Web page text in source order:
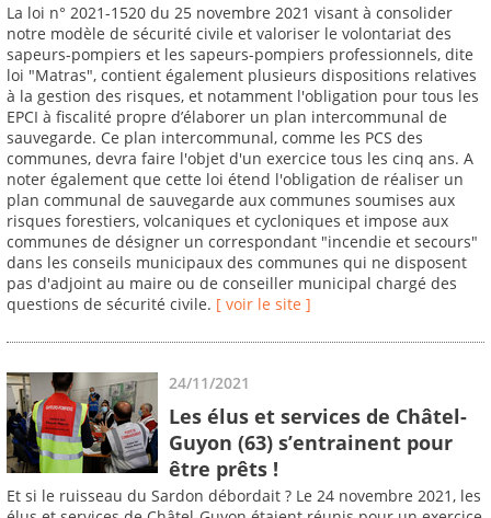
La loi n° 2021-1520 du 25 novembre 2021 visant à consolider
notre modèle de sécurité civile et valoriser le volontariat des
sapeurs-pompiers et les sapeurs-pompiers professionnels, dite
loi "Matras", contient également plusieurs dispositions relatives
à la gestion des risques, et notamment l'obligation pour tous les
EPCI à fiscalité propre d’élaborer un plan intercommunal de
sauvegarde. Ce plan intercommunal, comme les PCS des
communes, devra faire l'objet d'un exercice tous les cinq ans. A
noter également que cette loi étend l'obligation de réaliser un
plan communal de sauvegarde aux communes soumises aux
risques forestiers, volcaniques et cycloniques et impose aux
communes de désigner un correspondant "incendie et secours"
dans les conseils municipaux des communes qui ne disposent
pas d'adjoint au maire ou de conseiller municipal chargé des
questions de sécurité civile. [ voir le site ]
24/11/2021
Les élus et services de Châtel-
Guyon (63) s’entrainent pour
être prêts !
Et si le ruisseau du Sardon débordait ? Le 24 novembre 2021, les